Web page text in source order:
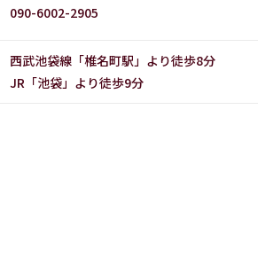
090-6002-2905
西武池袋線「椎名町駅」より徒歩8分
JR「池袋」より徒歩9分